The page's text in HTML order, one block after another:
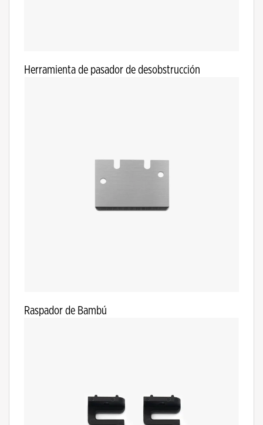
Herramienta de pasador de desobstrucción
Raspador de Bambú